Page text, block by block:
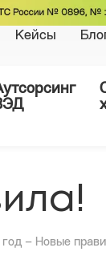
Кейсы
– Новые